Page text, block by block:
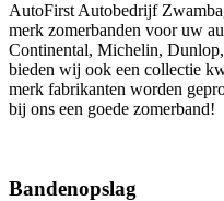
AutoFirst Autobedrijf
merk zomerbanden voor uw
Continental, Michelin,
bieden wij ook een collectie
merk fabrikanten worden
bij ons een goede zomerband!
Bandenopslag